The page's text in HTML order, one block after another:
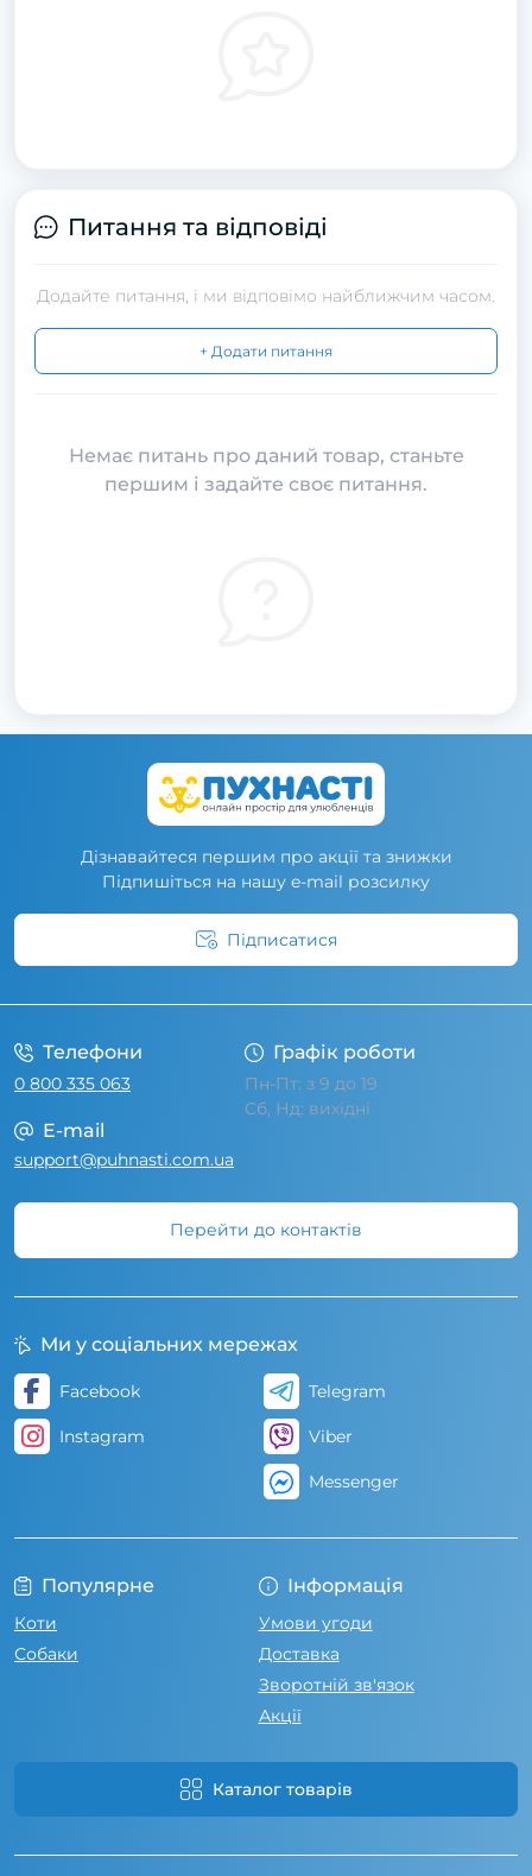
Питання та відповіді
Додайте питання, і ми відповімо найближчим часом.
+ Додати питання
Немає питань про даний товар, станьте
першим і задайте своє питання.
Дізнавайтеся першим про акції та знижки
Підпишіться на нашу e-mail розсилку
Підписатися
Телефони
0 800 335 063
Графік роботи
Пн-Пт: з 9 до 19
Сб, Нд: вихідні
E-mail
support@puhnasti.com.ua
Перейти до контактів
Популярне
Коти
Собаки
Інформація
Умови угоди
Доставка
Зворотній зв'язок
Акції
Каталог товарів
Ми у соціальних мережах
Facebook
Instagram
Telegram
Viber
Messenger